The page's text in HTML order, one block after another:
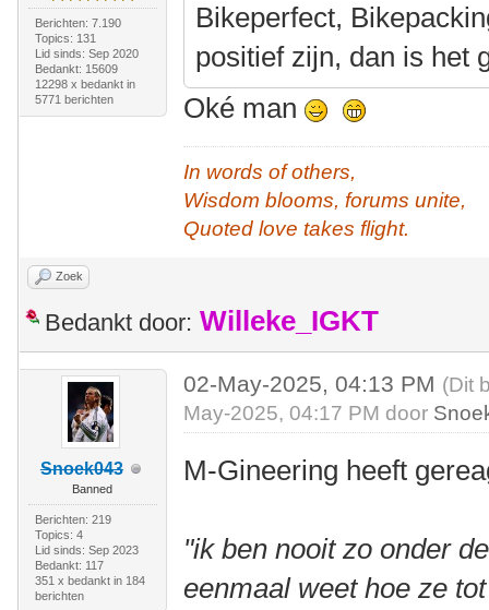
Berichten: 7.190
Topics: 131
Lid sinds: Sep 2020
Bedankt: 15609
12298 x bedankt in
5771 berichten
Bikeperfect,
positief zijn, dan is het
Oké man
In words of others,
Wisdom blooms, forums unite,
Quoted love takes flight.
Zoek
Bedankt door: Willeke_IGKT
Snoek043
Banned
Berichten: 219
Topics: 4
Lid sinds: Sep 2023
Bedankt: 117
351 x bedankt in 184
berichten
02-May-2025, 04:13 PM (Dit
May-2025, 04:17 PM door
M-Gineering heeft
"ik ben nooit zo onder
eenmaal weet hoe ze